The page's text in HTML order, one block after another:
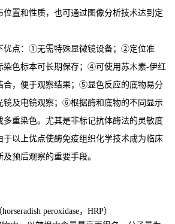
置和性质，也可通过图像分析技术达到定
优点：①无需特殊显微镜设备；②定位准
色标本可长期保存；④可使用苏木素-伊红
合，便于观察结果；⑤显色反应的底物易分
镜及电镜观察；⑥根据酶和底物的不同显示
多重染色。尤其是非标记抗体酶法的灵敏度
于以上优点使酶免疫组织化学技术成为临床
预后观察的重要手段。
peroxidase，HRP）